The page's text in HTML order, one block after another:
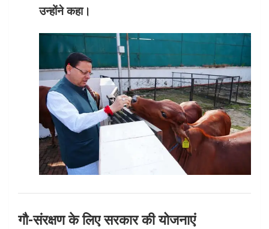
उन्होंने कहा।
गौ-संरक्षण के लिए सरकार की योजनाएं